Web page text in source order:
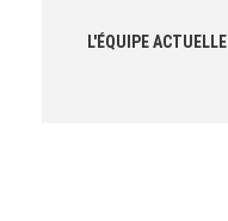
L'ÉQUIPE ACTUELLE